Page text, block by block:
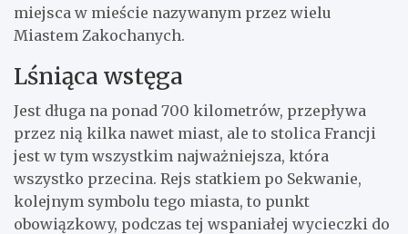
miejsca w mieście nazywanym przez wielu
Miastem Zakochanych.
Lśniąca wstęga
Jest długa na ponad 700 kilometrów, przepływa
przez nią kilka nawet miast, ale to stolica Francji
jest w tym wszystkim najważniejsza, która
wszystko przecina. Rejs statkiem po Sekwanie,
kolejnym symbolu tego miasta, to punkt
obowiązkowy, podczas tej wspaniałej wycieczki do